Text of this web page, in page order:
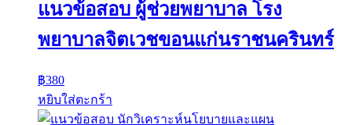
แนวข้อสอบ ผู้ช่วยพยาบาล โรง
พยาบาลจิตเวชขอนแก่นราชนครินทร์
฿380
หยิบใส่ตะกร้า